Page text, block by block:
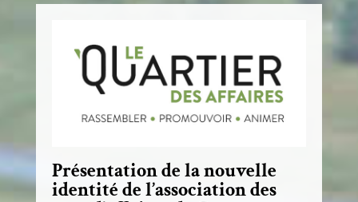
Présentation de la nouvelle
identité de l’association des